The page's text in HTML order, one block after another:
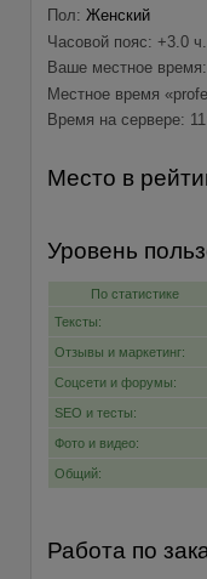
Пол: Женский
Часовой пояс: +3.0
Ваше местное
Местное время
Время на сервере:
Место в
Уровень
По статистике
Тексты:
Отзывы и маркетинг:
Соцсети и форумы:
SEO и тесты:
Фото и видео:
Общий:
Работа по